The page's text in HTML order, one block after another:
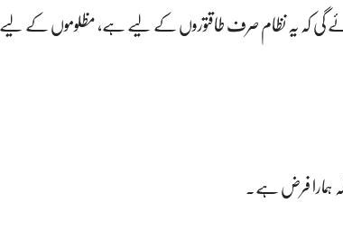
گی کہ یہ نظام صرف طاقتوروں کے لیے ہے، مظلوموں کے لیے
ہمارا فرض ہے۔